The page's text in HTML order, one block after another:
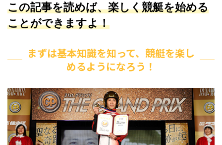
この記事を読めば、楽しく競艇を始める
ことができますよ！
まずは基本知識を知って、競艇を楽し
めるようになろう！